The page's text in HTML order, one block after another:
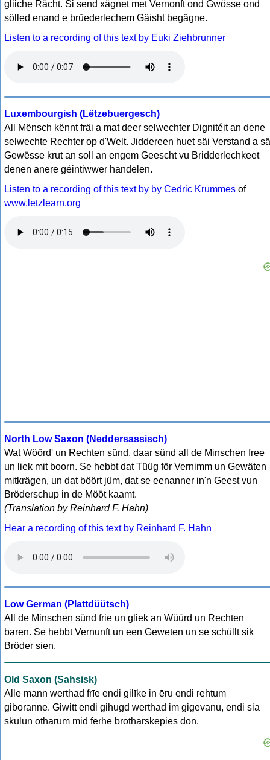
gliiche Rächt. Si send xägnet met Vernonft ond Gwösse ond
sölled enand e brüederlechem Gäisht begägne.
Listen to a recording of this text by Euki Ziehbrunner
Luxembourgish (Lëtzebuergesch)
All Mënsch kënnt fräi a mat deer selwechter Dignitéit an dene
selwechte Rechter op d'Welt. Jiddereen huet säi Verstand a
Gewësse krut an soll an engem Geescht vu Bridderlechkeet
denen anere géintiwwer handelen.
Listen to a recording of this text by by Cedric Krummes of
www.letzlearn.org
North Low Saxon (Neddersassisch)
Wat Wöörd' un Rechten sünd, daar sünd all de Minschen free
un liek mit boorn. Se hebbt dat Tüüg för Vernimm un Gewäten
mitkrägen, un dat böört jüm, dat se eenanner in'n Geest vun
Bröderschup in de Mööt kaamt.
(Translation by Reinhard F. Hahn)
Hear a recording of this text by Reinhard F. Hahn
Low German (Plattdüütsch)
All de Minschen sünd frie un gliek an Wüürd un Rechten
baren. Se hebbt Vernunft un een Geweten un se schüllt sik
Bröder sien.
Old Saxon (Sahsisk)
Alle mann werthad frīe endi gilīke in ēru endi rehtum
giboranne. Giwitt endi gihugd werthad im gigevanu, endi sia
skulun ōtharum mid ferhe brōtharskepies dōn.